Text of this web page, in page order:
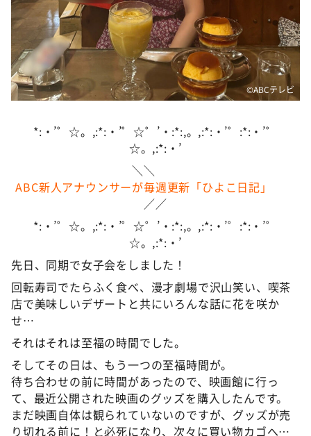
ザキ山小屋本館
ぺこぱのまるスポ
アナ回覧板
©️ABCテレビ
*:・’゜☆。,:*:・’゜☆゜’・:*:,。,:*:・’゜:*:・’゜
☆。,:*:・’
＼＼
ABC新人アナウンサーが毎週更新「ひよこ日記」
／／
*:・’゜☆。,:*:・’゜☆゜’・:*:,。,:*:・’゜:*:・’゜
☆。,:*:・’
先日、同期で女子会をしました！
回転寿司でたらふく食べ、漫才劇場で沢山笑い、喫茶
店で美味しいデザートと共にいろんな話に花を咲か
せ…
それはそれは至福の時間でした。
そしてその日は、もう一つの至福時間が。
待ち合わせの前に時間があったので、映画館に行っ
て、最近公開された映画のグッズを購入したんです。
まだ映画自体は観られていないのですが、グッズが売
り切れる前に！と必死になり、次々に買い物カゴへ…